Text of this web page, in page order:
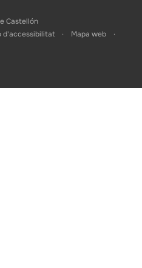
Castellón
d'accessibilitat
Mapa web